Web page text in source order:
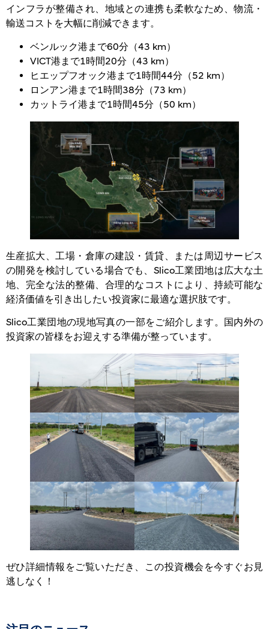
インフラが整備され、地域との連携も柔軟なため、物流・
輸送コストを大幅に削減できます。
ベンルック港まで60分（43 km）
VICT港まで1時間20分（43 km）
ヒエップフオック港まで1時間44分（52 km）
ロンアン港まで1時間38分（73 km）
カットライ港まで1時間45分（50 km）
生産拡大、工場・倉庫の建設・賃貸、または周辺サービス
の開発を検討している場合でも、Slico工業団地は広大な土
地、完全な法的整備、合理的なコストにより、持続可能な
経済価値を引き出したい投資家に最適な選択肢です。
Slico工業団地の現地写真の一部をご紹介します。国内外の
投資家の皆様をお迎えする準備が整っています。
ぜひ詳細情報をご覧いただき、この投資機会を今すぐお見
逃しなく！